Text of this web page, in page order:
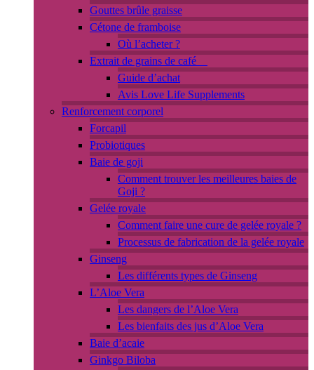
Gouttes brûle graisse
Cétone de framboise
Où l’acheter ?
Extrait de grains de café
Guide d’achat
Avis Love Life Supplements
Renforcement corporel
Forcapil
Probiotiques
Baie de goji
Comment trouver les meilleures baies de
Goji ?
Gelée royale
Comment faire une cure de gelée royale ?
Processus de fabrication de la gelée royale
Ginseng
Les différents types de Ginseng
L’Aloe Vera
Les dangers de l’Aloe Vera
Les bienfaits des jus d’Aloe Vera
Baie d’acaie
Ginkgo Biloba